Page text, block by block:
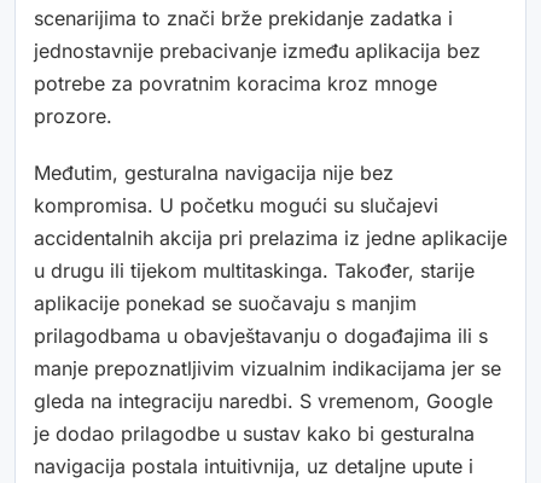
scenarijima to znači brže prekidanje zadatka i
jednostavnije prebacivanje između aplikacija bez
potrebe za povratnim koracima kroz mnoge
prozore.
Međutim, gesturalna navigacija nije bez
kompromisa. U početku mogući su slučajevi
accidentalnih akcija pri prelazima iz jedne aplikacije
u drugu ili tijekom multitaskinga. Također, starije
aplikacije ponekad se suočavaju s manjim
prilagodbama u obavještavanju o događajima ili s
manje prepoznatljivim vizualnim indikacijama jer se
gleda na integraciju naredbi. S vremenom, Google
je dodao prilagodbe u sustav kako bi gesturalna
navigacija postala intuitivnija, uz detaljne upute i